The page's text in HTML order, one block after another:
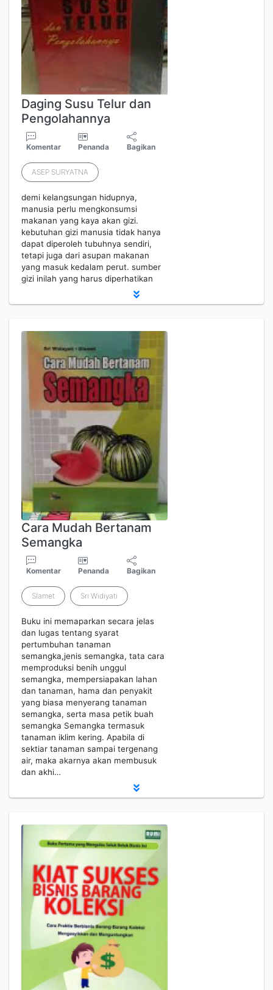
Daging Susu Telur dan
Pengolahannya
Komentar Penanda Bagikan
ASEP SURYATNA
demi kelangsungan hidupnya,
manusia perlu mengkonsumsi
makanan yang kaya akan gizi.
kebutuhan gizi manusia tidak hanya
dapat diperoleh tubuhnya sendiri,
tetapi juga dari asupan makanan
yang masuk kedalam perut. sumber
gizi inilah yang harus diperhatikan
Cara Mudah Bertanam
Semangka
Komentar Penanda Bagikan
Slamet Sri Widiyati
Buku ini memaparkan secara jelas
dan lugas tentang syarat
pertumbuhan tanaman
semangka,jenis semangka, tata cara
memproduksi benih unggul
semangka, mempersiapakan lahan
dan tanaman, hama dan penyakit
yang biasa menyerang tanaman
semangka, serta masa petik buah
semangka Semangka termasuk
tanaman iklim kering. Apabila di
sektiar tanaman sampai tergenang
air, maka akarnya akan membusuk
dan akhi…